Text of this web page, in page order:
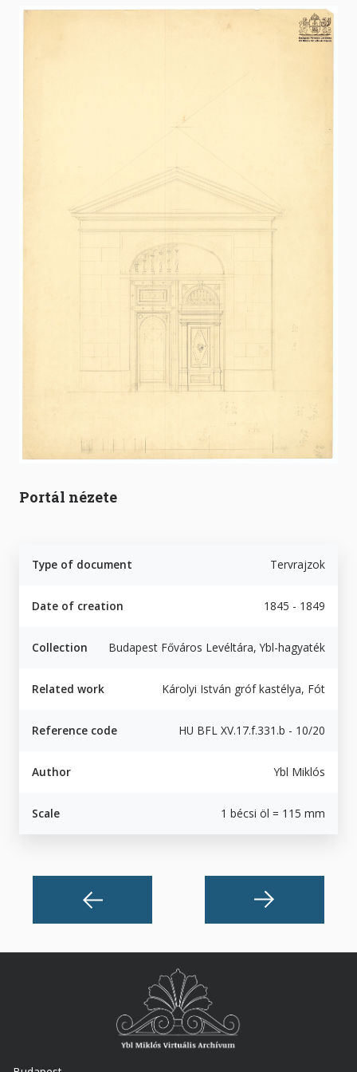
Portál nézete
Type of document Tervrajzok
Date of creation 1845 - 1849
Collection Budapest Főváros Levéltára, Ybl-hagyaték
Related work Károlyi István gróf kastélya, Fót
Reference code HU BFL XV.17.f.331.b - 10/20
Author Ybl Miklós
Scale 1 bécsi öl = 115 mm